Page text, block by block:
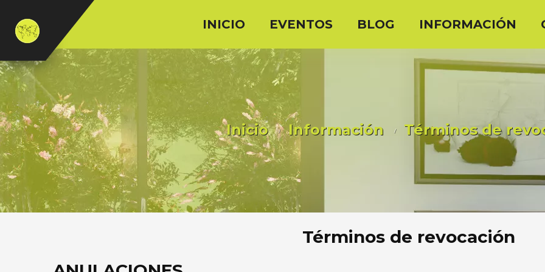
INICIO EVENTOS BLOG INFORMACIÓN
Inicio Información Términos de
Términos de revocación